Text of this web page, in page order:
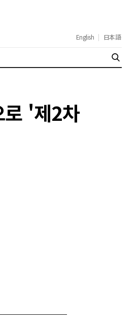
English | 日本語
로 '제2차